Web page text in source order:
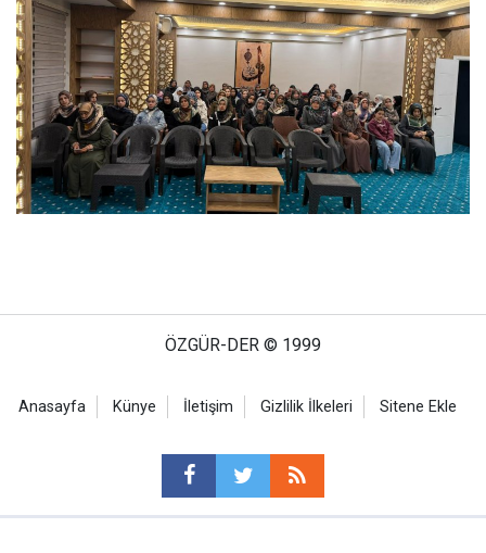
ÖZGÜR-DER © 1999
Anasayfa Künye İletişim Gizlilik İlkeleri Sitene Ekle